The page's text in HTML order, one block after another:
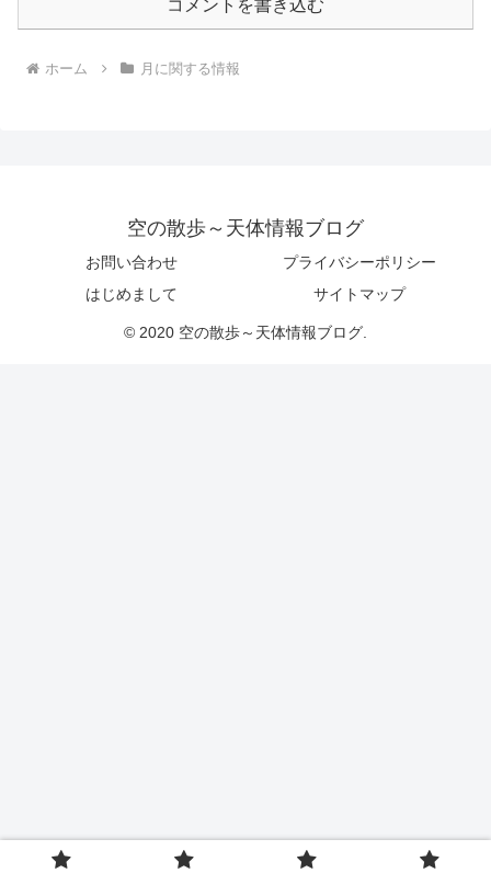
コメントを書き込む
ホーム 月に関する情報
空の散歩～天体情報ブログ
お問い合わせ
プライバシーポリシー
はじめまして
サイトマップ
© 2020 空の散歩～天体情報ブログ.